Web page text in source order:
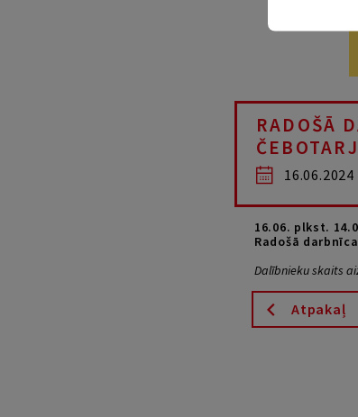
RADOŠĀ
16.06. plkst.
Radošā
Dalībnieku skaits
Atpakaļ